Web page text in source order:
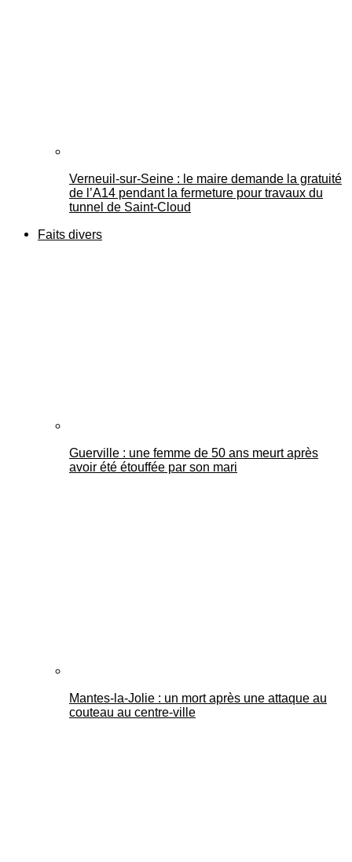
Verneuil-sur-Seine : le maire demande la gratuité
de l’A14 pendant la fermeture pour travaux du
tunnel de Saint-Cloud
Faits divers
Guerville : une femme de 50 ans meurt après
avoir été étouffée par son mari
Mantes-la-Jolie : un mort après une attaque au
couteau au centre-ville